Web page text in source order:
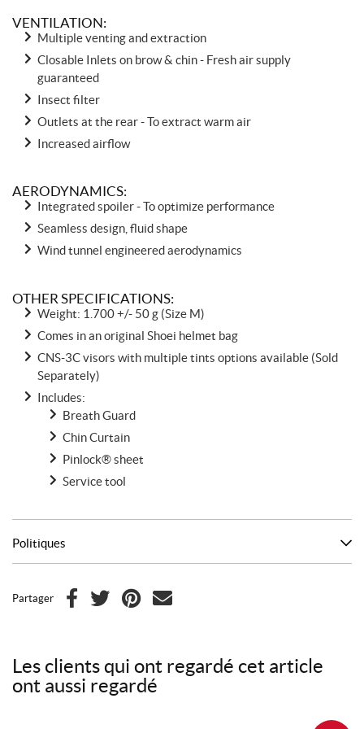
VENTILATION:
Multiple venting and extraction
Closable Inlets on brow & chin - Fresh air supply
guaranteed
Insect filter
Outlets at the rear - To extract warm air
Increased airflow
AERODYNAMICS:
Integrated spoiler - To optimize performance
Seamless design, fluid shape
Wind tunnel engineered aerodynamics
OTHER SPECIFICATIONS:
Weight: 1.700 +/- 50 g (Size M)
Comes in an original Shoei helmet bag
CNS-3C visors with multiple tints options available (Sold
Separately)
Includes:
Breath Guard
Chin Curtain
Pinlock® sheet
Service tool
Politiques
Partager
F
e
b
T
t
t
P
t
e
C
r
r
Les clients qui ont regardé cet article
ont aussi regardé